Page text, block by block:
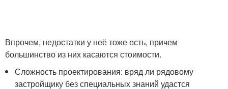
Впрочем, недостатки у неё тоже есть, причем
большинство из них касаются стоимости.
Сложность проектирования: вряд ли рядовому
застройщику без специальных знаний удастся